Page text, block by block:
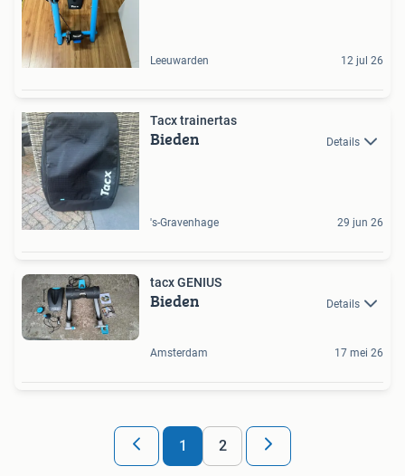
Leeuwarden 12 jul 26
Tacx trainertas
Bieden Details
's-Gravenhage 29 jun 26
tacx GENIUS
Bieden Details
Amsterdam 17 mei 26
1 2